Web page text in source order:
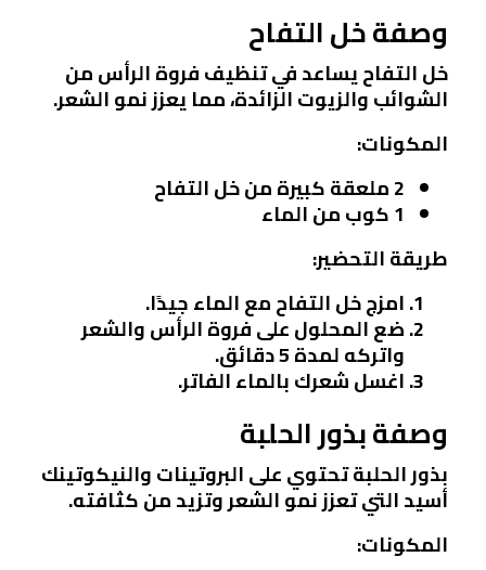
وصفة خل التفاح
خل التفاح يساعد في تنظيف فروة الرأس من
الشوائب والزيوت الزائدة، مما يعزز نمو الشعر.
المكونات:
2 ملعقة كبيرة من خل التفاح
1 كوب من الماء
طريقة التحضير:
امزج خل التفاح مع الماء جيدًا.
ضع المحلول على فروة الرأس والشعر
واتركه لمدة 5 دقائق.
اغسل شعرك بالماء الفاتر.
وصفة بذور الحلبة
بذور الحلبة تحتوي على البروتينات والنيكوتينك
أسيد التي تعزز نمو الشعر وتزيد من كثافته.
المكونات: